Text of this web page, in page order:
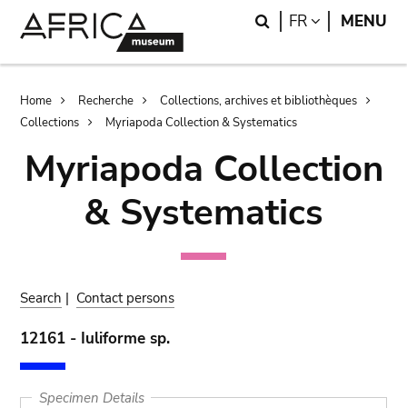
Search
FR LANGUAGE
MENU
Breadcrumb
Home Recherche
Collections, archives et bibliothèques
Collections
Myriapoda Collection & Systematics
Myriapoda Collection
& Systematics
Search | Contact persons
12161 - Iuliforme sp.
Specimen Details